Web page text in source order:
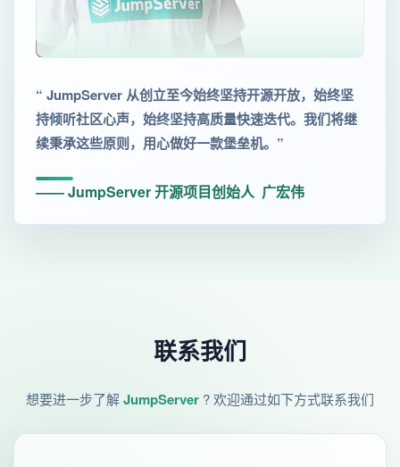
“ JumpServer 从创立至今始终坚持开源开放，始终坚
持倾听社区心声，始终坚持高质量快速迭代。我们将继
续秉承这些原则，用心做好一款堡垒机。”
—— JumpServer 开源项目创始人 广宏伟
联系我们
想要进一步了解JumpServer ? 欢迎通过如下方式联系我们